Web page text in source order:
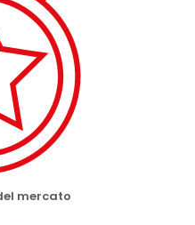
mercato